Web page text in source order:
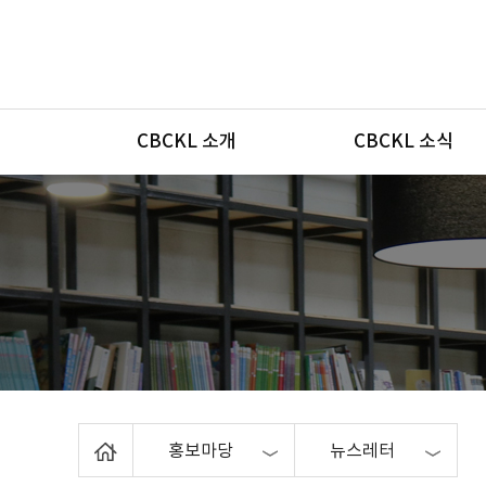
메뉴
CBCKL 소개 CBCKL 소식
홍보마당 뉴스레터